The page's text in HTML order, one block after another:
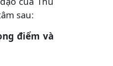
sau:
điểm và